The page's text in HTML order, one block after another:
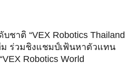
าติ “VEX Robotics Thailand
ม ร่วมชิงแชมป์เฟ้นหาตัวแทน
Robotics World